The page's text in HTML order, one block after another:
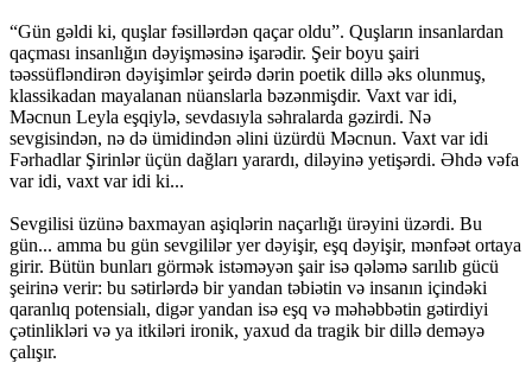
“Gün gəldi ki, quşlar fəsillərdən qaçar oldu”. Quşların insanlardan
qaçması insanlığın dəyişməsinə işarədir. Şeir boyu şairi
təəssüfləndirən dəyişimlər şeirdə dərin poetik dillə əks olunmuş,
klassikadan mayalanan nüanslarla bəzənmişdir. Vaxt var idi,
Məcnun Leyla eşqiylə, sevdasıyla səhralarda gəzirdi. Nə
sevgisindən, nə də ümidindən əlini üzürdü Məcnun. Vaxt var idi
Fərhadlar Şirinlər üçün dağları yarardı, diləyinə yetişərdi. Əhdə vəfa
var idi, vaxt var idi ki...
Sevgilisi üzünə baxmayan aşiqlərin naçarlığı ürəyini üzərdi. Bu
gün... amma bu gün sevgililər yer dəyişir, eşq dəyişir, mənfəət ortaya
girir. Bütün bunları görmək istəməyən şair isə qələmə sarılıb gücü
şeirinə verir: bu sətirlərdə bir yandan təbiətin və insanın içindəki
qaranlıq potensialı, digər yandan isə eşq və məhəbbətin gətirdiyi
çətinlikləri və ya itkiləri ironik, yaxud da tragik bir dillə deməyə
çalışır.